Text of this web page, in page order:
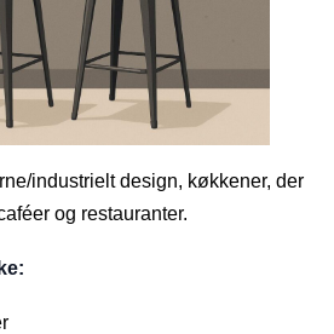
industrielt design, køkkener, der
og restauranter.